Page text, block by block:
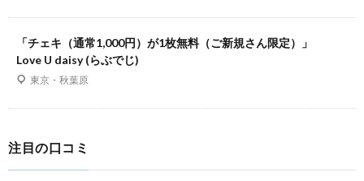
「チェキ（通常1,000円）が1枚無料（ご新規さん限定）」
Love U daisy (らぶでじ)
東京・秋葉原
注目の口コミ